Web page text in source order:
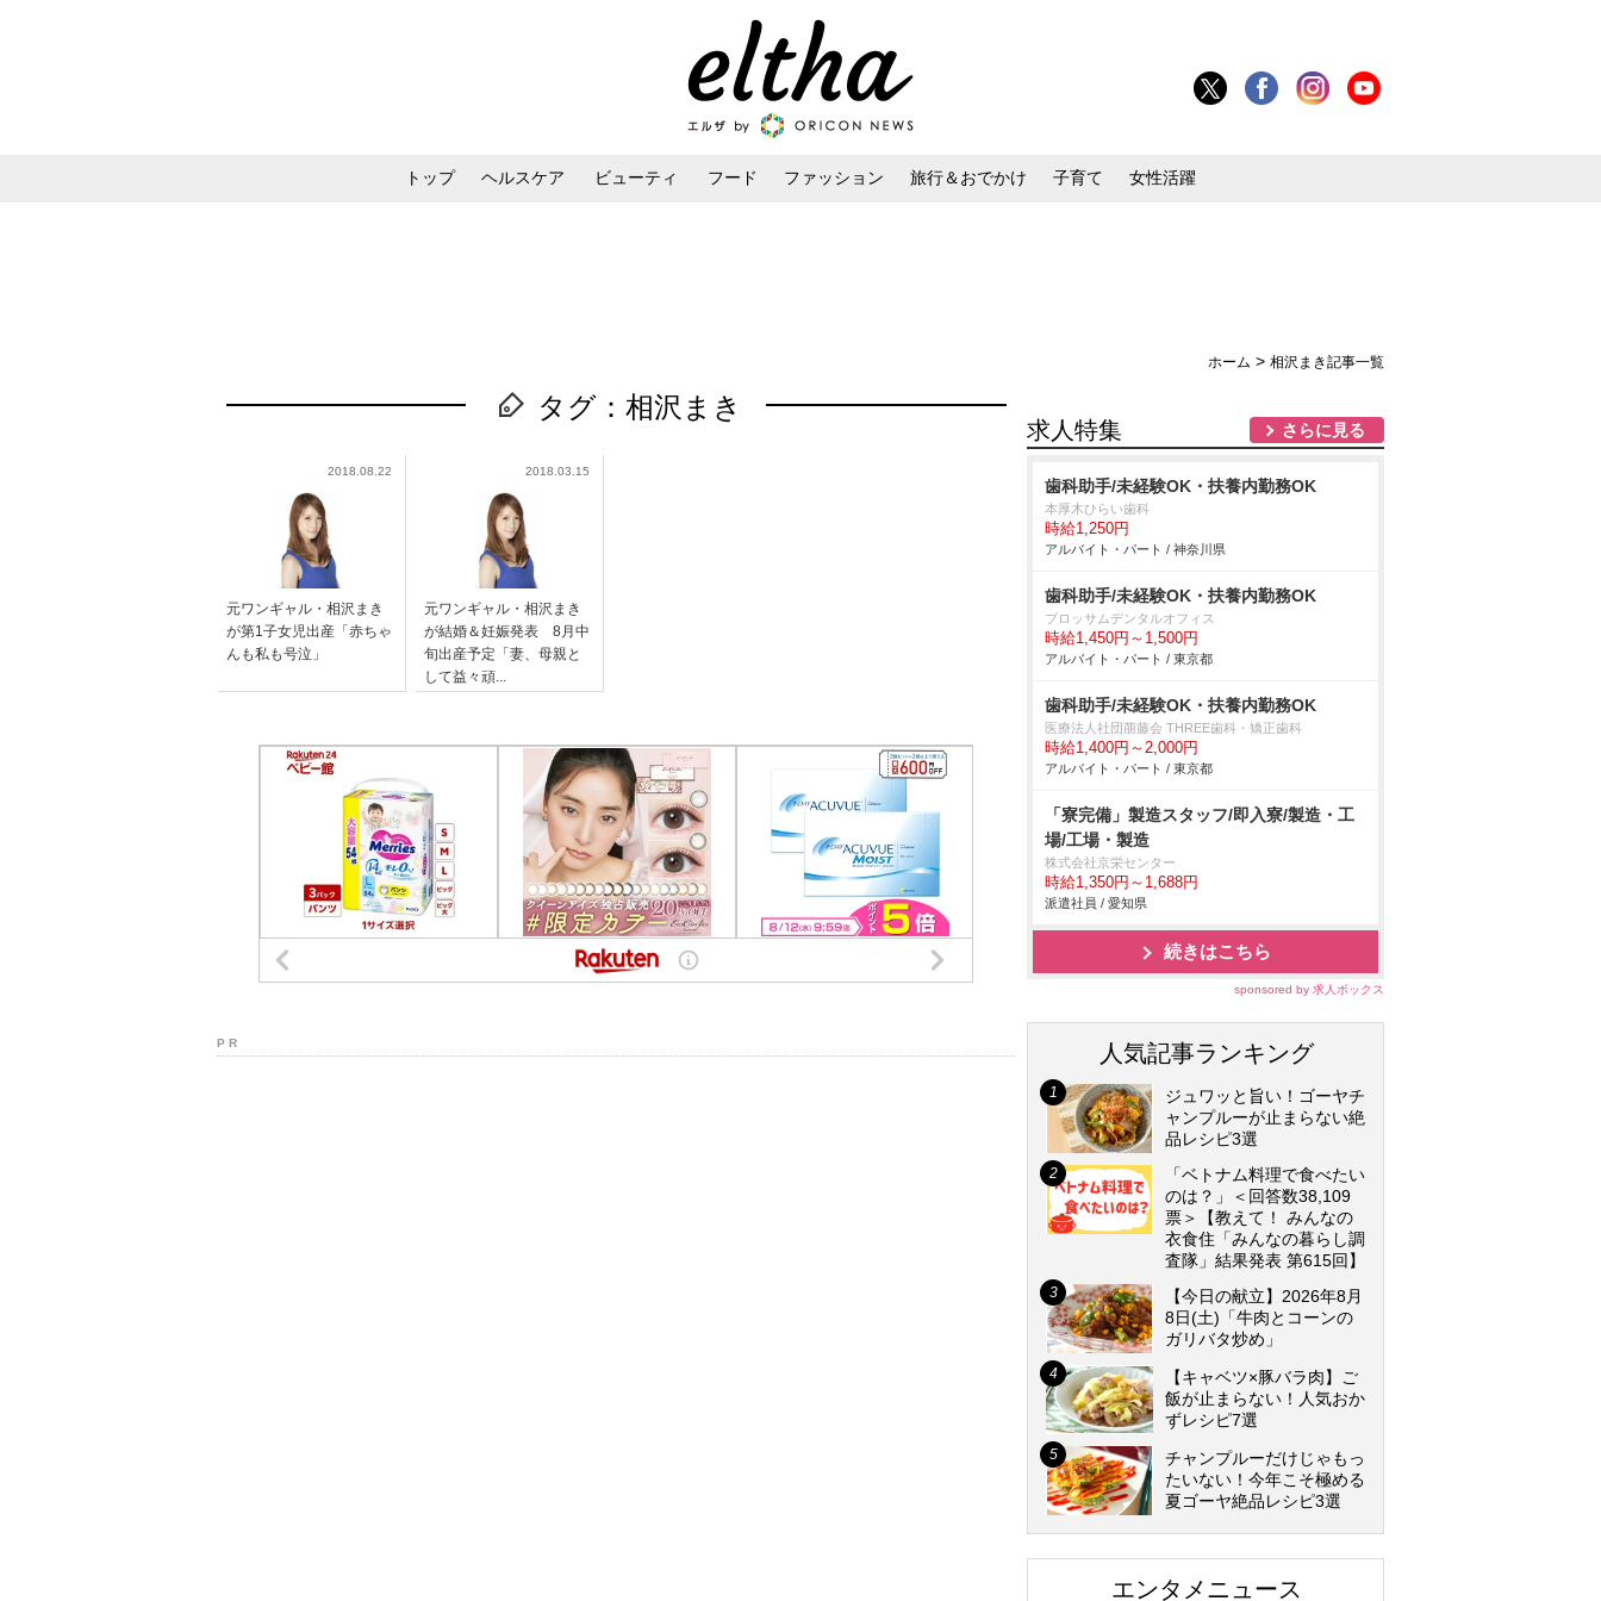
トップ ヘルスケア ビューティ フード ファッション 旅行＆おでかけ 子育て 女性活躍
ホーム > 相沢まき記事一覧
タグ：相沢まき
2018.08.22
元ワンギャル・相沢まき
が第1子女児出産「赤ちゃ
んも私も号泣」
2018.03.15
元ワンギャル・相沢まき
が結婚＆妊娠発表 8月中
旬出産予定「妻、母親と
して益々頑...
P R
求人特集 さらに見る
歯科助手/未経験OK・扶養内勤務OK
本厚木ひらい歯科
時給1,250円
アルバイト・パート / 神奈川県
歯科助手/未経験OK・扶養内勤務OK
ブロッサムデンタルオフィス
時給1,450円～1,500円
アルバイト・パート / 東京都
歯科助手/未経験OK・扶養内勤務OK
医療法人社団萠藤会 THREE歯科・矯正歯科
時給1,400円～2,000円
アルバイト・パート / 東京都
「寮完備」製造スタッフ/即入寮/製造・工
場/工場・製造
株式会社京栄センター
時給1,350円～1,688円
派遣社員 / 愛知県
続きはこちら
sponsored by 求人ボックス
人気記事ランキング
ジュワッと旨い！ゴーヤチ
ャンプルーが止まらない絶
品レシピ3選
「ベトナム料理で食べたい
のは？」＜回答数38,109
票＞【教えて！ みんなの
衣食住「みんなの暮らし調
査隊」結果発表 第615回】
【今日の献立】2026年8月
8日(土)「牛肉とコーンの
ガリバタ炒め」
【キャベツ×豚バラ肉】ご
飯が止まらない！人気おか
ずレシピ7選
チャンプルーだけじゃもっ
たいない！今年こそ極める
夏ゴーヤ絶品レシピ3選
エンタメニュース